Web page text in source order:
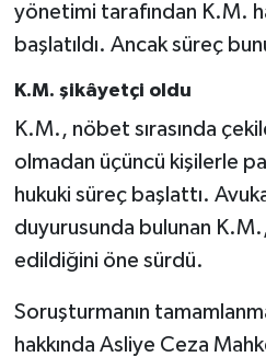
yönetimi tarafından K.M.
başlatıldı. Ancak süreç
K.M. şikâyetçi oldu
K.M., nöbet sırasında
olmadan üçüncü kişilerle
hukuki süreç başlattı.
duyurusunda bulunan K.M.,
edildiğini öne sürdü.
Soruşturmanın
hakkında Asliye Ceza